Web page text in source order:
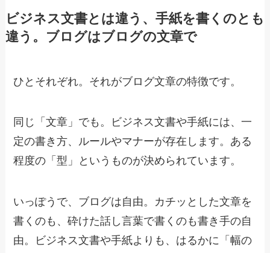
ビジネス文書とは違う、手紙を書くのとも
違う。ブログはブログの文章で
ひとそれぞれ。それがブログ文章の特徴です。
同じ「文章」でも。ビジネス文書や手紙には、一
定の書き方、ルールやマナーが存在します。ある
程度の「型」というものが決められています。
いっぽうで、ブログは自由。カチッとした文章を
書くのも、砕けた話し言葉で書くのも書き手の自
由。ビジネス文書や手紙よりも、はるかに「幅の